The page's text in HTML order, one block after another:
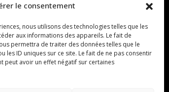
le consentement
nous utilisons des technologies telles que les
aux informations des appareils. Le fait de
permettra de traiter des données telles que le
les ID uniques sur ce site. Le fait de ne pas consentir
peut avoir un effet négatif sur certaines